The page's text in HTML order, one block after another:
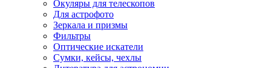
Окуляры для телескопов
Для астрофото
Зеркала и призмы
Фильтры
Оптические искатели
Сумки, кейсы, чехлы